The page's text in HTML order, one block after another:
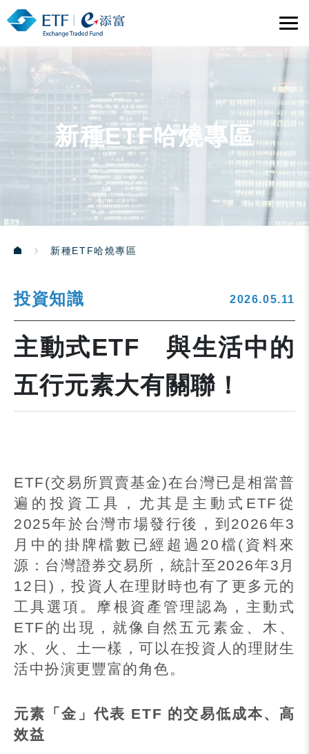
新種ETF哈燒專區
新種ETF哈燒專區
投資知識 2026.05.11
主動式ETF 與生活中的
五行元素大有關聯！
ETF(交易所買賣基金)在台灣已是相當普
遍的投資工具，尤其是主動式 ETF 從
2025年於台灣市場發行後，到 2026年3
月中的掛牌檔數已經超過 20 檔 ( 資料來
源：台灣證券交易所，統計至2026年3 月
12 日) ，投資人在理財時也有了更多元的
工具選項。摩根資產管理認為，主動式
ETF 的出現，就像自然五元素金、木、
水、火、土一樣，可以在投資人的理財生
活中扮演更豐富的角色。
元素「金」代表 ETF 的交易低成本、高
效益